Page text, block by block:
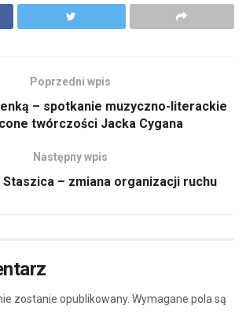
Poprzedni wpis
– spotkanie muzyczno-literackie
twórczości Jacka Cygana
Następny wpis
Staszica – zmiana organizacji ruchu
zostanie opublikowany. Wymagane pola są